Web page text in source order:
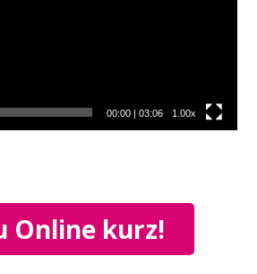
00:00| 03:06 1.00x
Online kurz!